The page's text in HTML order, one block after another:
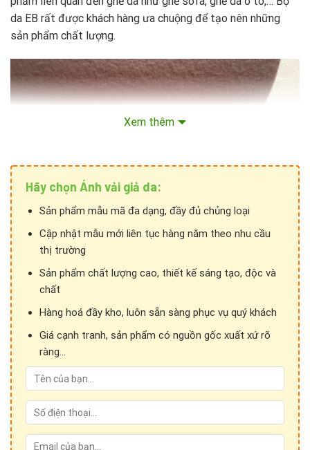
da EB rất được khách hàng ưa chuộng để tạo nên những
sản phẩm chất lượng.
Xem thêm
Hãy chọn Ánh vải giả da:
Sản phẩm mẫu mã đa dạng, đầy đủ chủng loại
Cập nhật mẫu mới liên tục hàng năm theo nhu cầu
thị trường
Sản phẩm chất lượng cao, thiết kế sáng tạo, độc và
chất
Hàng hoá đầy kho, luôn sẵn sàng phục vụ quý khách
Giá cạnh tranh, sản phẩm có nguồn gốc xuất xứ rõ
ràng...